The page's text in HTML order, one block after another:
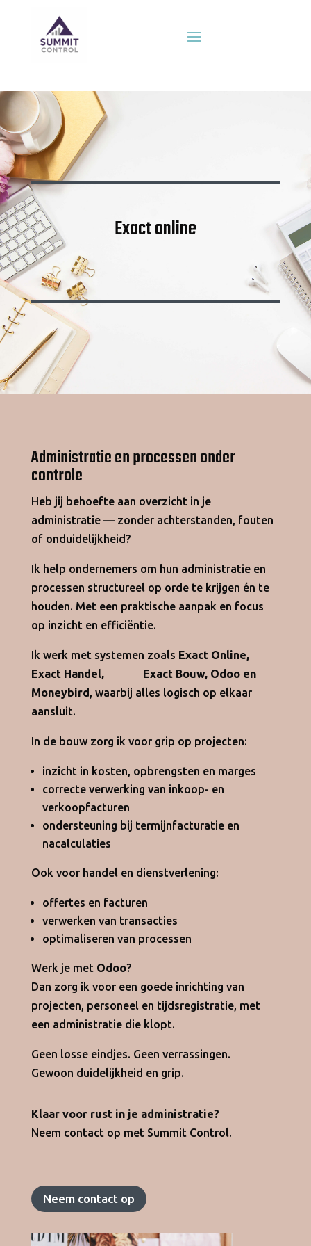
Exact online
Administratie en processen onder
controle
Heb jij behoefte aan overzicht in je
administratie — zonder achterstanden, fouten
of onduidelijkheid?
Ik help ondernemers om hun administratie en
processen structureel op orde te krijgen én te
houden. Met een praktische aanpak en focus
op inzicht en efficiëntie.
Ik werk met systemen zoals Exact Online,
Exact Handel, Exact Bouw, Odoo en
Moneybird, waarbij alles logisch op elkaar
aansluit.
In de bouw zorg ik voor grip op projecten:
inzicht in kosten, opbrengsten en marges
correcte verwerking van inkoop- en
verkoopfacturen
ondersteuning bij termijnfacturatie en
nacalculaties
Ook voor handel en dienstverlening:
offertes en facturen
verwerken van transacties
optimaliseren van processen
Werk je met Odoo?
Dan zorg ik voor een goede inrichting van
projecten, personeel en tijdsregistratie, met
een administratie die klopt.
Geen losse eindjes. Geen verrassingen.
Gewoon duidelijkheid en grip.
Klaar voor rust in je administratie?
Neem contact op met Summit Control.
Neem contact op